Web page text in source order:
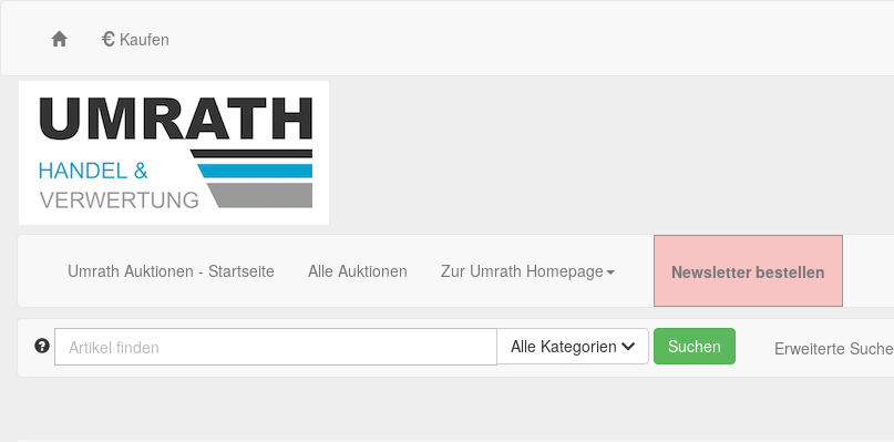
Kaufen
Umrath Auktionen - Startseite Alle Auktionen Zur Umrath Homepage Newsletter bestellen
Alle Kategorien Erweiterte Suche